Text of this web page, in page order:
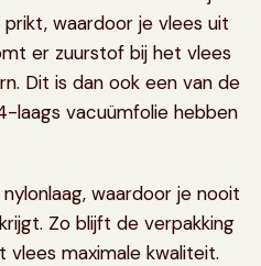
waardoor je vlees uit
er zuurstof bij het vlees
Dit is dan ook een van de
laags vacuümfolie hebben
waardoor je nooit
Zo blijft de verpakking
maximale kwaliteit.